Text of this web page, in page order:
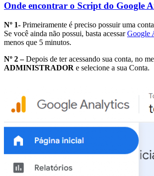
Onde encontrar o Script do Google
Nº 1- Primeiramente é preciso possuir uma
Se você ainda não possui, basta acessarGoogle
menos que 5 minutos.
Nº 2 –Depois de ter acessando sua conta, no
ADMINISTRADOR e selecione a sua Conta.